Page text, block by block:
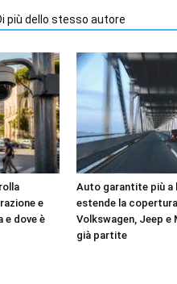
più dello stesso autore
e
e dove è
Auto garantite più a
estende la
Volkswagen, Jeep e
già partite